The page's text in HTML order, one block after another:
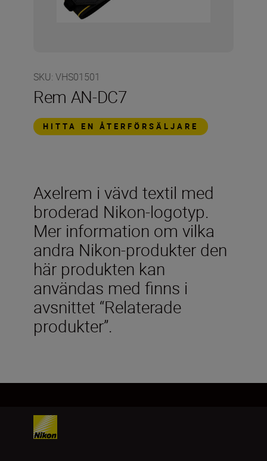
SKU: VHS01501
Rem AN-DC7
HITTA EN ÅTERFÖRSÄLJARE
Axelrem i vävd textil med
broderad Nikon-logotyp.
Mer information om vilka
andra Nikon-produkter den
här produkten kan
användas med finns i
avsnittet “Relaterade
produkter”.